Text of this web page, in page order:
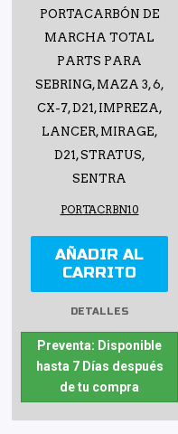
PORTACARBÓN DE
MARCHA TOTAL
PARTS PARA
SEBRING, MAZA 3, 6,
CX-7, D21, IMPREZA,
LANCER, MIRAGE,
D21, STRATUS,
SENTRA
PORTACRBN10
AÑADIR AL
CARRITO
DETALLES
Preventa: Disponible
hasta 7 Días después
de tu compra